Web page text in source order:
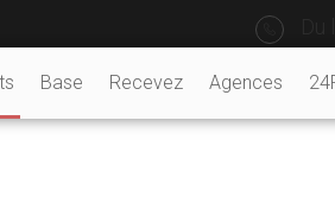
Base Recevez Agences